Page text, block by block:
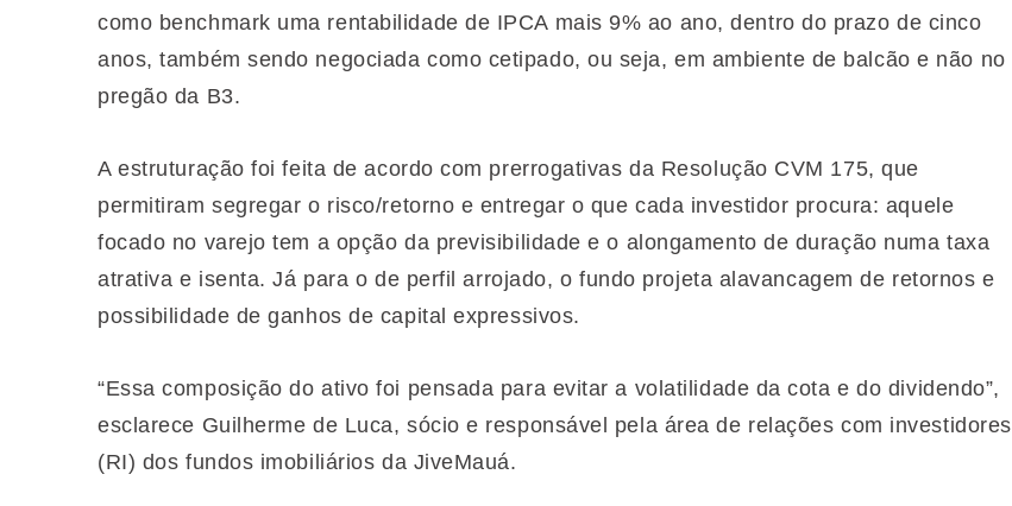
como benchmark uma rentabilidade de IPCA mais 9% ao ano, dentro do prazo de cinco
anos, também sendo negociada como cetipado, ou seja, em ambiente de balcão e não no
pregão da B3.
A estruturação foi feita de acordo com prerrogativas da Resolução CVM 175, que
permitiram segregar o risco/retorno e entregar o que cada investidor procura: aquele
focado no varejo tem a opção da previsibilidade e o alongamento de duração numa taxa
atrativa e isenta. Já para o de perfil arrojado, o fundo projeta alavancagem de retornos e
possibilidade de ganhos de capital expressivos.
“Essa composição do ativo foi pensada para evitar a volatilidade da cota e do dividendo”,
esclarece Guilherme de Luca, sócio e responsável pela área de relações com investidores
(RI) dos fundos imobiliários da JiveMauá.